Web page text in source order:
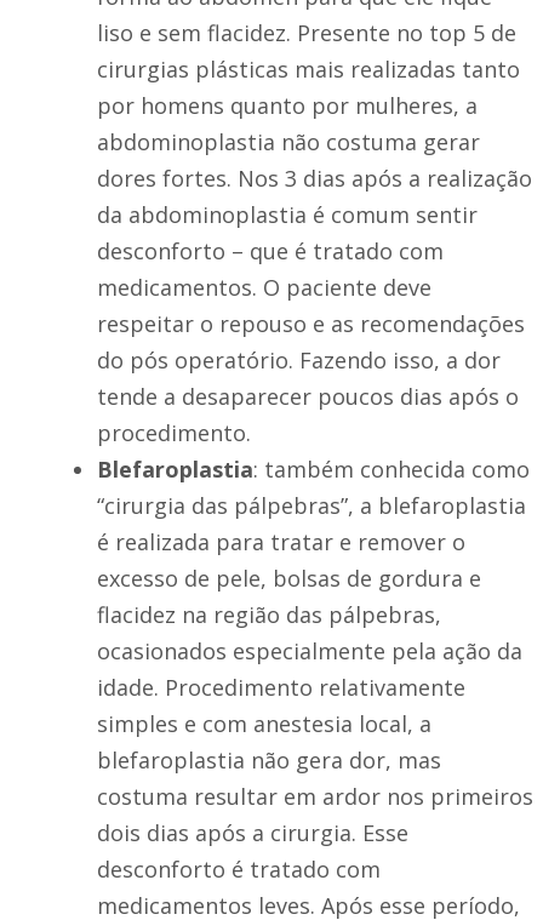
liso e sem flacidez. Presente no top 5 de
cirurgias plásticas mais realizadas tanto
por homens quanto por mulheres, a
abdominoplastia não costuma gerar
dores fortes. Nos 3 dias após a realização
da abdominoplastia é comum sentir
desconforto – que é tratado com
medicamentos. O paciente deve
respeitar o repouso e as recomendações
do pós operatório. Fazendo isso, a dor
tende a desaparecer poucos dias após o
procedimento.
Blefaroplastia: também conhecida como
“cirurgia das pálpebras”, a blefaroplastia
é realizada para tratar e remover o
excesso de pele, bolsas de gordura e
flacidez na região das pálpebras,
ocasionados especialmente pela ação da
idade. Procedimento relativamente
simples e com anestesia local, a
blefaroplastia não gera dor, mas
costuma resultar em ardor nos primeiros
dois dias após a cirurgia. Esse
desconforto é tratado com
medicamentos leves. Após esse período,